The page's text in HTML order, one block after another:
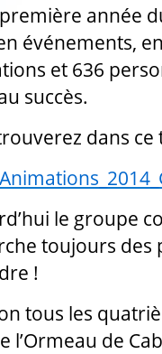
année
événements,
et 636
succès.
dans
le groupe
toujours des
!
tous les
l’Ormeau de